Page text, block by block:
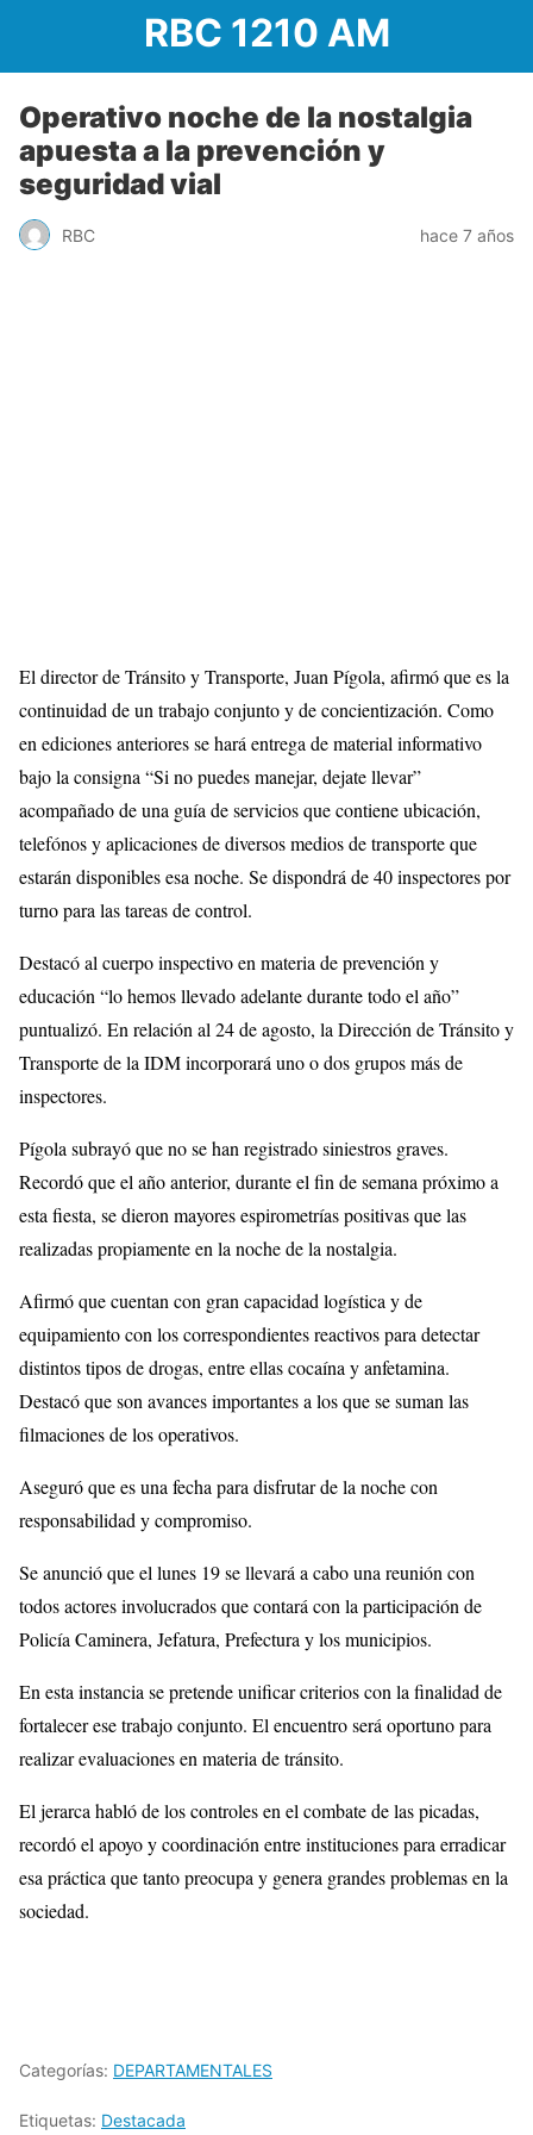
RBC 1210 AM
Operativo noche de la nostalgia
apuesta a la prevención y
seguridad vial
RBC hace 7 años
El director de Tránsito y Transporte, Juan Pígola, afirmó que es la
continuidad de un trabajo conjunto y de concientización. Como
en ediciones anteriores se hará entrega de material informativo
bajo la consigna “Si no puedes manejar, dejate llevar”
acompañado de una guía de servicios que contiene ubicación,
telefónos y aplicaciones de diversos medios de transporte que
estarán disponibles esa noche. Se dispondrá de 40 inspectores por
turno para las tareas de control.
Destacó al cuerpo inspectivo en materia de prevención y
educación “lo hemos llevado adelante durante todo el año”
puntualizó. En relación al 24 de agosto, la Dirección de Tránsito y
Transporte de la IDM incorporará uno o dos grupos más de
inspectores.
Pígola subrayó que no se han registrado siniestros graves.
Recordó que el año anterior, durante el fin de semana próximo a
esta fiesta, se dieron mayores espirometrías positivas que las
realizadas propiamente en la noche de la nostalgia.
Afirmó que cuentan con gran capacidad logística y de
equipamiento con los correspondientes reactivos para detectar
distintos tipos de drogas, entre ellas cocaína y anfetamina.
Destacó que son avances importantes a los que se suman las
filmaciones de los operativos.
Aseguró que es una fecha para disfrutar de la noche con
responsabilidad y compromiso.
Se anunció que el lunes 19 se llevará a cabo una reunión con
todos actores involucrados que contará con la participación de
Policía Caminera, Jefatura, Prefectura y los municipios.
En esta instancia se pretende unificar criterios con la finalidad de
fortalecer ese trabajo conjunto. El encuentro será oportuno para
realizar evaluaciones en materia de tránsito.
El jerarca habló de los controles en el combate de las picadas,
recordó el apoyo y coordinación entre instituciones para erradicar
esa práctica que tanto preocupa y genera grandes problemas en la
sociedad.
Categorías: DEPARTAMENTALES
Etiquetas: Destacada